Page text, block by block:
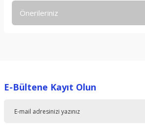
Önerileriniz
Ürün resmi kalitesiz, bozuk veya
E-Bültene Kayıt Olun